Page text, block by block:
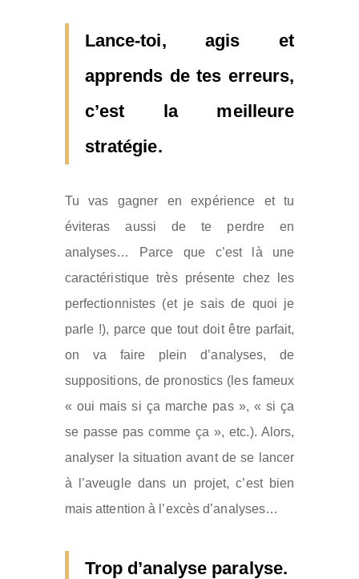
Lance-toi, agis et
apprends de tes erreurs,
c’est la meilleure
stratégie.
Tu vas gagner en expérience et tu
éviteras aussi de te perdre en
analyses… Parce que c’est là une
caractéristique très présente chez les
perfectionnistes (et je sais de quoi je
parle !), parce que tout doit être parfait,
on va faire plein d’analyses, de
suppositions, de pronostics (les fameux
« oui mais si ça marche pas », « si ça
se passe pas comme ça », etc.). Alors,
analyser la situation avant de se lancer
à l’aveugle dans un projet, c’est bien
mais attention à l’excès d’analyses…
Trop d’analyse paralyse.